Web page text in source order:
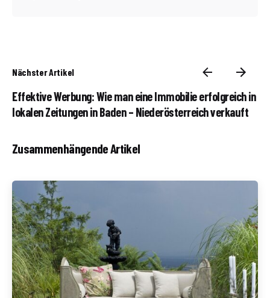
Nächster Artikel
Effektive Werbung: Wie man eine Immobilie erfolgreich in
lokalen Zeitungen in Baden – Niederösterreich verkauft
Zusammenhängende Artikel